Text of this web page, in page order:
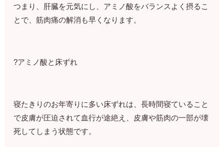
つまり、肝臓を元気にし、アミノ酸をバランスよく摂るこ
とで、筋肉痛の解消も早くなります。
?アミノ酸と床ずれ
寝たきりのお年寄りに多い床ずれは、長時間寝ていること
で皮膚が圧迫されて血行が途絶え、皮膚や筋肉の一部が壊
死してしまう状態です。